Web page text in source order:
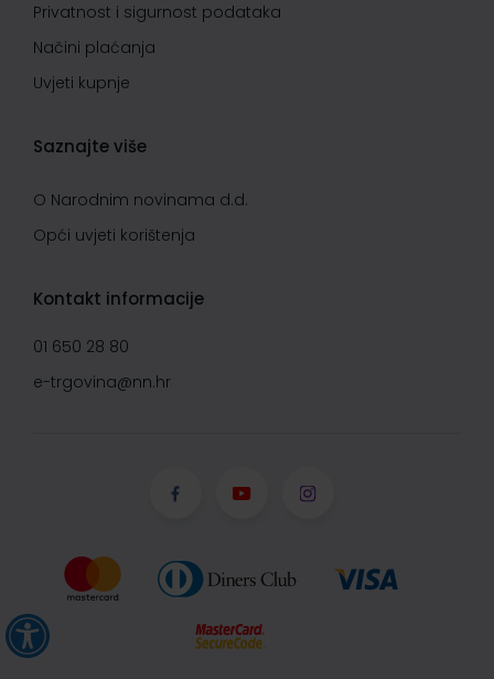
Privatnost i sigurnost podataka
Načini plaćanja
Uvjeti kupnje
Saznajte više
O Narodnim novinama d.d.
Opći uvjeti korištenja
Kontakt informacije
01 650 28 80
e-trgovina@nn.hr